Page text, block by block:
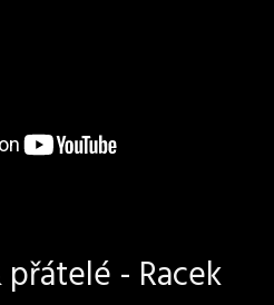
- Racek